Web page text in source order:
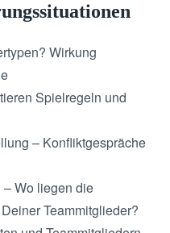
Wirkung
Spielregeln und
– Konfliktgespräche
Wo liegen die
Teammitglieder?